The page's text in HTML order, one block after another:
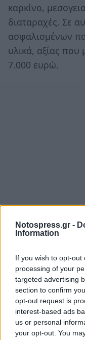
Notospress.gr -
Information
If you wish to opt-
processing of your
targeted advertising
section to confirm
opt-out request is
interest-based ads
us or personal
your opt-out. You
καρκίνο,
διαταραχές. Σε
ασφαλισμένων
υλικά, αξίας που
7.000 ευρώ.